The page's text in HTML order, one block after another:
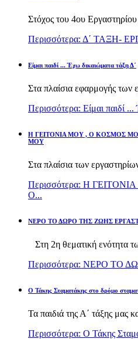
Στόχος του 4ου
Περισσότερα: Δ΄ ΤΑΞΗ-
Είμαι παιδί ... Έχω δικαιώματα τάξη Δ΄
Στα πλαίσια εφαρμογής των
Περισσότερα: Είμαι παιδί
Η ΓΕΙΤΟΝΙΑ ΜΟΥ , Ο ΚΟΣΜΟΣ
ΜΟΥ
Στα πλαίσια των
Περισσότερα: Η
Ο...
ΝΕΡΟ ΤΟ ΔΩΡΟ ΤΗΣ ΖΩΗΣ
Στη 2η θεματική ενότητα
Περισσότερα: ΝΕΡΟ ΤΟ
Ο Τάκης Σταματάκης στο δρόμο
Τα παιδιά της Α΄ τάξης μας
Περισσότερα: Ο Τάκης